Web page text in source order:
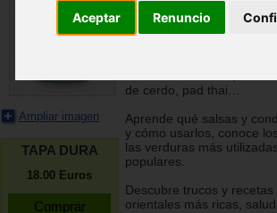
Aceptar Renuncio
Ampliar imagen
TAPA DURA
18.00 Euros
Orathay Nikolcic
de cerdo, pad thai…
Aprende qué salsas y
y cómo usarlos, conoce
las verduras más
populares.
Descubre trucos y
orientales más ricas,